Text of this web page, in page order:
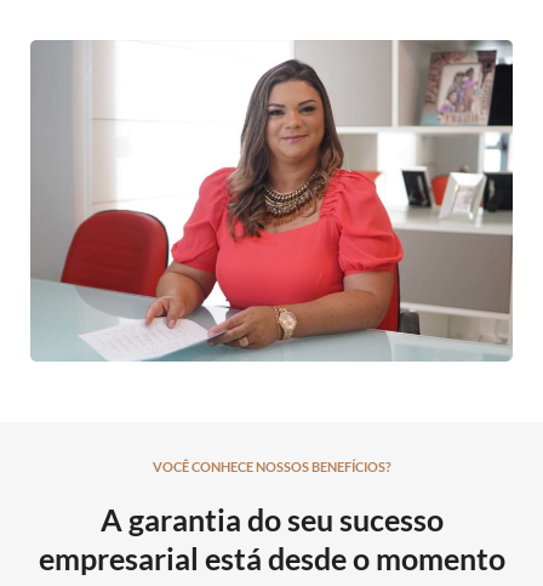
VOCÊ CONHECE NOSSOS BENEFÍCIOS?
A garantia do seu sucesso
empresarial está desde o momento